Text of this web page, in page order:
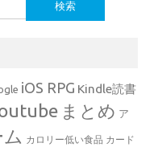
iOS RPG Kindle読書
まとめ ア
カロリー低い食品 カード